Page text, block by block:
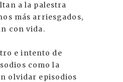
a la palestra
más arriesgados,
con vida.
e intento de
como la
olvidar episodios